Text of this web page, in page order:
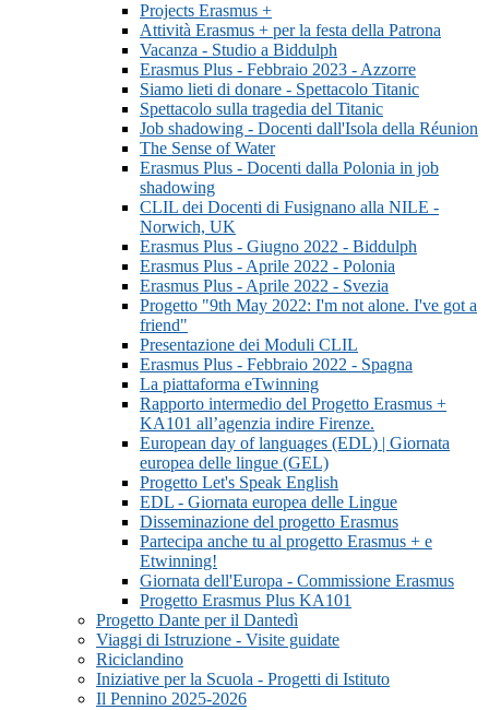
Projects Erasmus +
Attività Erasmus + per la festa della Patrona
Vacanza - Studio a Biddulph
Erasmus Plus - Febbraio 2023 - Azzorre
Siamo lieti di donare - Spettacolo Titanic
Spettacolo sulla tragedia del Titanic
Job shadowing - Docenti dall'Isola della Réunion
The Sense of Water
Erasmus Plus - Docenti dalla Polonia in job
shadowing
CLIL dei Docenti di Fusignano alla NILE -
Norwich, UK
Erasmus Plus - Giugno 2022 - Biddulph
Erasmus Plus - Aprile 2022 - Polonia
Erasmus Plus - Aprile 2022 - Svezia
Progetto "9th May 2022: I'm not alone. I've got a
friend"
Presentazione dei Moduli CLIL
Erasmus Plus - Febbraio 2022 - Spagna
La piattaforma eTwinning
Rapporto intermedio del Progetto Erasmus +
KA101 all’agenzia indire Firenze.
European day of languages (EDL) | Giornata
europea delle lingue (GEL)
Progetto Let's Speak English
EDL - Giornata europea delle Lingue
Disseminazione del progetto Erasmus
Partecipa anche tu al progetto Erasmus + e
Etwinning!
Giornata dell'Europa - Commissione Erasmus
Progetto Erasmus Plus KA101
Progetto Dante per il Dantedì
Viaggi di Istruzione - Visite guidate
Riciclandino
Iniziative per la Scuola - Progetti di Istituto
Il Pennino 2025-2026